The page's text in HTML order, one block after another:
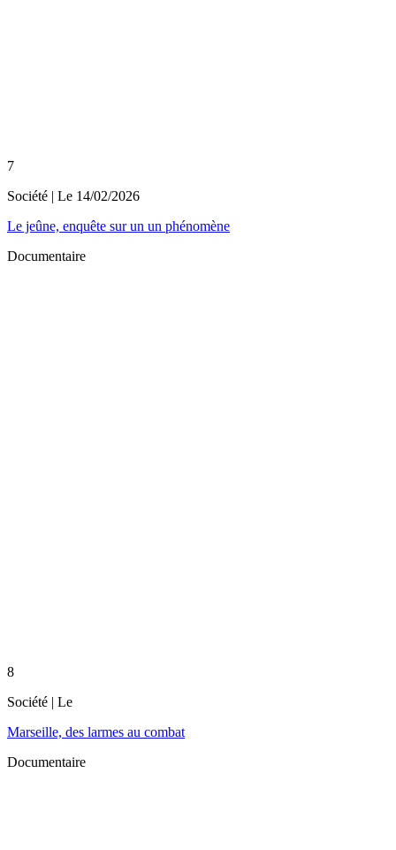
7
Société | Le 14/02/2026
Le jeûne, enquête sur un un phénomène
Documentaire
8
Société | Le
Marseille, des larmes au combat
Documentaire